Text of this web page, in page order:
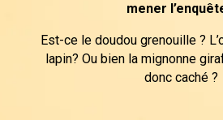
mener
Est-ce le doudou grenouille ?
lapin? Ou bien la mignonne
donc caché ?